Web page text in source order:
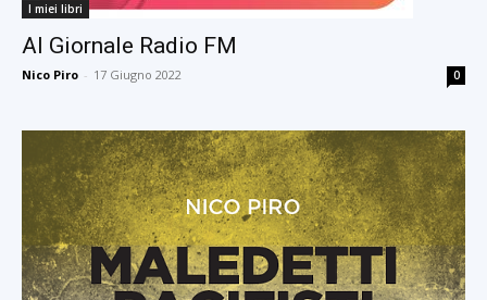
I miei libri
Al Giornale Radio FM
Nico Piro - 17 Giugno 2022 0